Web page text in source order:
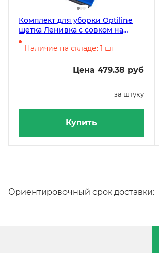
Комплект для уборки Optiline
щетка Ленивка с совком на
длинных ручках, синий
Наличие на складе: 1 шт
Цена 479.38 руб
за штуку
Купить
Ориентировочный срок доставки: